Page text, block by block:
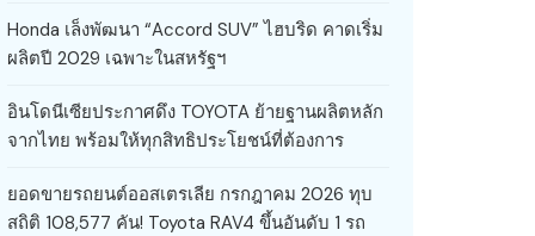
Honda เล็งพัฒนา “Accord SUV” ไฮบริด คาดเริ่ม
ผลิตปี 2029 เฉพาะในสหรัฐฯ
อินโดนีเซียประกาศดึง TOYOTA ย้ายฐานผลิตหลัก
จากไทย พร้อมให้ทุกสิทธิประโยชน์ที่ต้องการ
ยอดขายรถยนต์ออสเตรเลีย กรกฎาคม 2026 ทุบ
สถิติ 108,577 คัน! Toyota RAV4 ขึ้นอันดับ 1 รถ